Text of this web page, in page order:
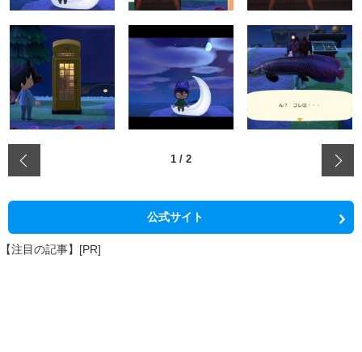
1 / 2
公式サイト
【注目の記事】[PR]